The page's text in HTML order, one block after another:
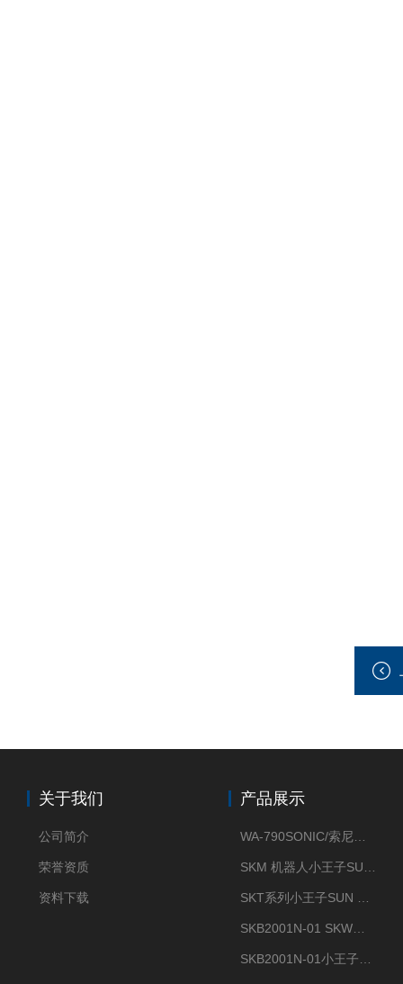
关于我们
公司简介
荣誉资质
资料下载
产品展示
WA-790SONIC/索尼克 WAM-100新型迷你风速仪
SKM 机器人小王子SUN ENERGY紫外线臭氧清洗设备UV清洗
SKT系列小王子SUN ENERGY紫外线臭氧清洗设备UV清洗
SKB2001N-01 SKW小王子SUN ENERGY紫外线臭氧清洗设备辐照器
SKB2001N-01小王子SUN ENERGY紫外线臭氧清洗设备